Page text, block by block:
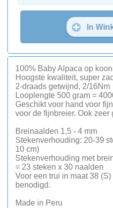
In
100% Baby Alpaca op
Hoogste kwaliteit, super
2-draads getwijnd, 2/16Nm
Looplengte 500 gram =
Geschikt voor hand voor
voor de fijnbreier. Ook zeer
Breinaalden 1,5 - 4 mm
Stekenverhouding: 20-39
10 cm)
Stekenverhouding met
= 23 steken x 30 naalden
Voor een trui in maat 38
benodigd.
Made in Peru